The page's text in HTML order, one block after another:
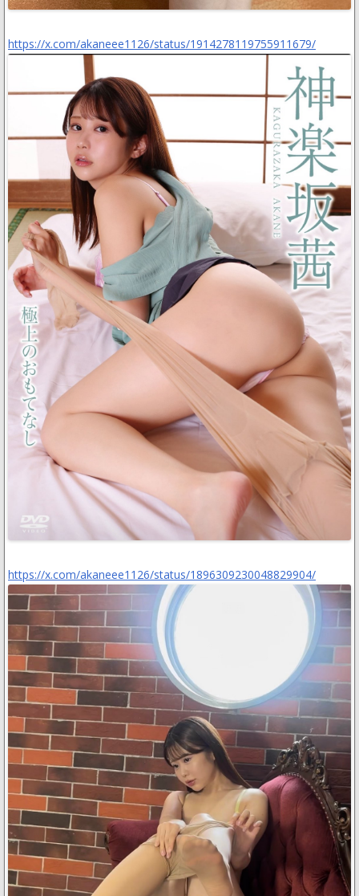
https://x.com/akaneee1126/status/1914278119755911679/
https://x.com/akaneee1126/status/1896309230048829904/